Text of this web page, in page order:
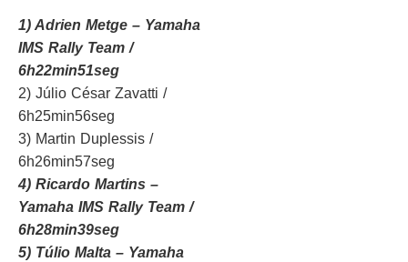
1) Adrien Metge – Yamaha
IMS Rally Team /
6h22min51seg
2) Júlio César Zavatti /
6h25min56seg
3) Martin Duplessis /
6h26min57seg
4) Ricardo Martins –
Yamaha IMS Rally Team /
6h28min39seg
5) Túlio Malta – Yamaha